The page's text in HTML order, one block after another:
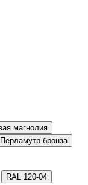
магнолия
Перламутр бронза
RAL 120-04